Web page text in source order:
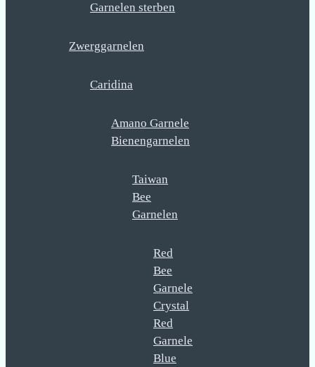
Garnelen sterben
Zwerggarnelen
Caridina
Amano Garnele
Bienengarnelen
Taiwan
Bee
Garnelen
Red
Bee
Garnele
Crystal
Red
Garnele
Blue